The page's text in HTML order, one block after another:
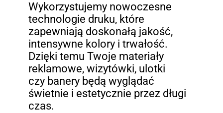
Wykorzystujemy nowoczesne
technologie druku, które
zapewniają doskonałą jakość,
intensywne kolory i trwałość.
Dzięki temu Twoje materiały
reklamowe, wizytówki, ulotki
czy banery będą wyglądać
świetnie i estetycznie przez długi
czas.